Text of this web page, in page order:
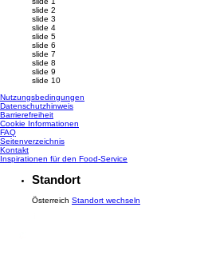
slide 2
slide 3
slide 4
slide 5
slide 6
slide 7
slide 8
slide 9
slide 10
Nutzungsbedingungen
Datenschutzhinweis
Cookie-Einstellungen
Barrierefreiheit
Cookie Informationen
FAQ
Kontakt